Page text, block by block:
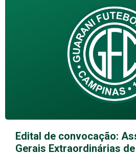
Edital de convocação:
Gerais Extraordinárias